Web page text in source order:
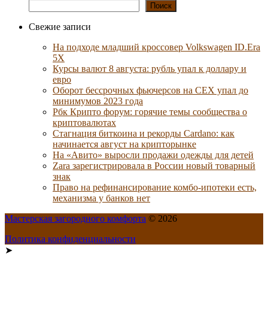
Поиск
Свежие записи
На подходе младший кроссовер Volkswagen ID.Era
5X
Курсы валют 8 августа: рубль упал к доллару и
евро
Оборот бессрочных фьючерсов на CEX упал до
минимумов 2023 года
Рбк Крипто форум: горячие темы сообщества о
криптовалютах
Стагнация биткоина и рекорды Cardano: как
начинается август на крипторынке
На «Авито» выросли продажи одежды для детей
Zara зарегистрировала в России новый товарный
знак
Право на рефинансирование комбо-ипотеки есть,
механизма у банков нет
Мастерская загородного комфорта © 2026
Политика конфиденциальности
➤